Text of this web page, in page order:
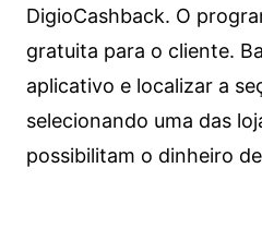
DigioCashback. O
gratuita para o cliente.
aplicativo e localizar a
selecionando uma das
possibilitam o dinheiro